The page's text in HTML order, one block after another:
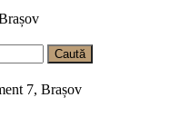
7, Brașov